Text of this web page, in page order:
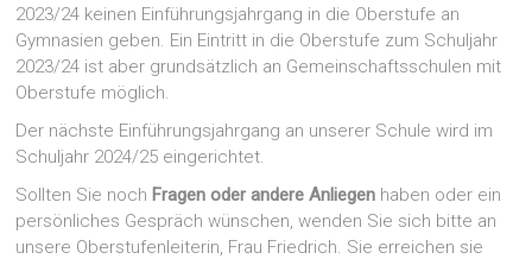
2023/24 keinen Einführungsjahrgang in die Oberstufe an
Gymnasien geben. Ein Eintritt in die Oberstufe zum Schuljahr
2023/24 ist aber grundsätzlich an Gemeinschaftsschulen mit
Oberstufe möglich.
Der nächste Einführungsjahrgang an unserer Schule wird im
Schuljahr 2024/25 eingerichtet.
Sollten Sie noch Fragen oder andere Anliegen haben oder ein
persönliches Gespräch wünschen, wenden Sie sich bitte an
unsere Oberstufenleiterin, Frau Friedrich. Sie erreichen sie